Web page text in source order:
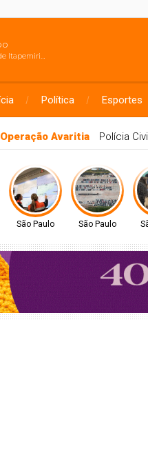
ES
Política Esportes
na rodovia Jovem de
São Paulo São Paulo